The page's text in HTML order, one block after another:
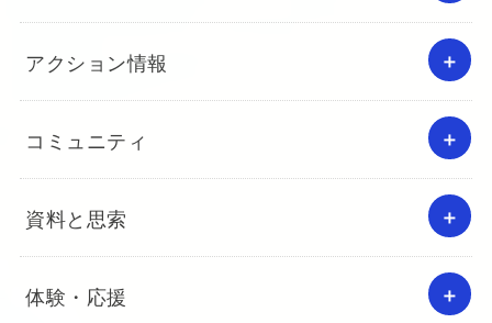
アクション情報
コミュニティ
資料と思索
体験・応援